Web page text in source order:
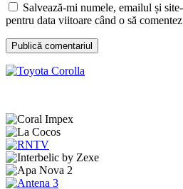
Salvează-mi numele, emailul și
pentru data viitoare când o să